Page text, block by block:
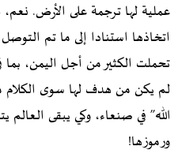
عملية لها ترجمة على الأرض.
اتخاذها استنادا إلى ما تم
تحملت الكثير من أجل اليمن، بما
لم يكن من هدف لها سوى الكلام
الله” في صنعاء، وكي يبقى
ورموزها!